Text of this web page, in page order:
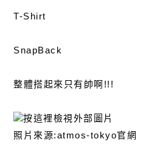
T-Shirt
SnapBack
整體搭起來只有帥啊!!!
照片來源:atmos-tokyo官網